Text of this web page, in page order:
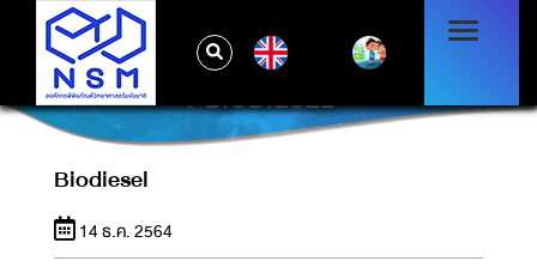
BIODIESEL
Biodiesel
14 ธ.ค. 2564